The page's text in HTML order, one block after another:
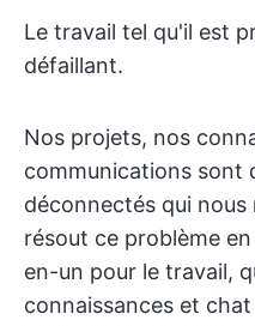
Le travail tel qu'il est
défaillant.
Nos projets, nos
communications sont
déconnectés qui nous
résout ce problème
en-un pour le travail,
connaissances et